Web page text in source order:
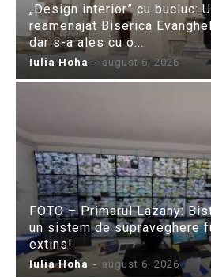
„Design interior” cu bucluc:
reamenajat Biserica
dar s-a ales cu o...
Iulia Hoha - august 6, 2026
FOTO – Primarul Lazany:
un sistem de supraveghere
extins!
Iulia Hoha - august 6, 2026